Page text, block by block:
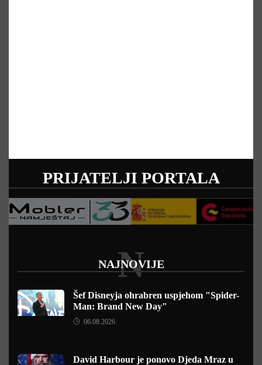
PRIJATELJI PORTALA
NAJNOVIJE
N
Šef Disneyja ohrabren uspjehom "Spider-
Man: Brand New Day"
06.08.2026.
David Harbour je ponovo Djeda Mraz u